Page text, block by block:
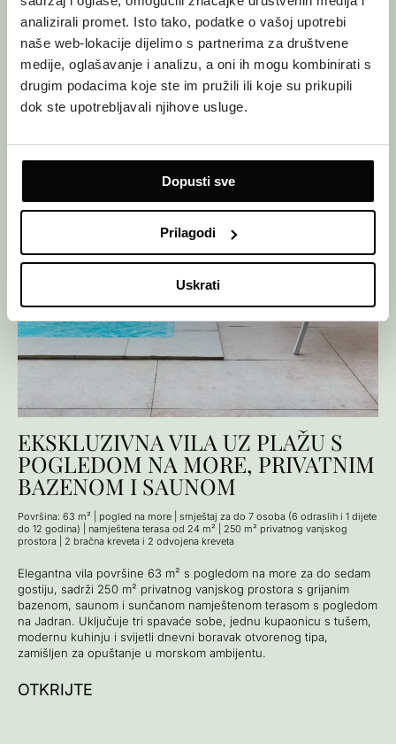
analizirali promet. Isto tako, podatke o vašoj upotrebi
naše web-lokacije dijelimo s partnerima za društvene
medije, oglašavanje i analizu, a oni ih mogu kombinirati s
drugim podacima koje ste im pružili ili koje su prikupili
dok ste upotrebljavali njihove usluge.
Dopusti sve
Prilagodi
Uskrati
EKSKLUZIVNA VILA UZ PLAŽU S
POGLEDOM NA MORE, PRIVATNIM
BAZENOM I SAUNOM
Površina: 63 m² | pogled na more | smještaj za do 7 osoba (6 odraslih i 1 dijete
do 12 godina) | namještena terasa od 24 m² | 250 m² privatnog vanjskog
prostora | 2 bračna kreveta i 2 odvojena kreveta
Elegantna vila površine 63 m² s pogledom na more za do sedam
gostiju, sadrži 250 m² privatnog vanjskog prostora s grijanim
bazenom, saunom i sunčanom namještenom terasom s pogledom
na Jadran. Uključuje tri spavaće sobe, jednu kupaonicu s tušem,
modernu kuhinju i svijetli dnevni boravak otvorenog tipa,
zamišljen za opuštanje u morskom ambijentu.
OTKRIJTE